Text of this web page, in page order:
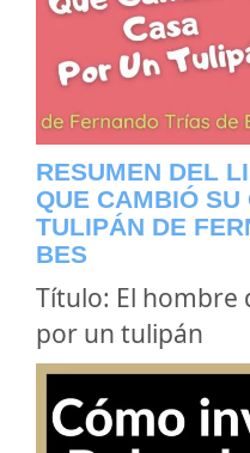
RESUMEN DEL
QUE CAMBIÓ SU
TULIPÁN DE
BES
Título: El hombre
por un tulipán